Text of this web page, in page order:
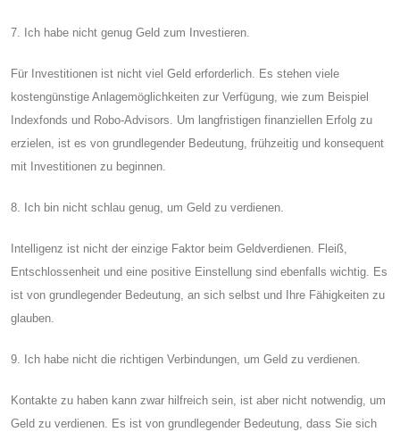
7. Ich habe nicht genug Geld zum Investieren.
Für Investitionen ist nicht viel Geld erforderlich. Es stehen viele
kostengünstige Anlagemöglichkeiten zur Verfügung, wie zum Beispiel
Indexfonds und Robo-Advisors. Um langfristigen finanziellen Erfolg zu
erzielen, ist es von grundlegender Bedeutung, frühzeitig und konsequent
mit Investitionen zu beginnen.
8. Ich bin nicht schlau genug, um Geld zu verdienen.
Intelligenz ist nicht der einzige Faktor beim Geldverdienen. Fleiß,
Entschlossenheit und eine positive Einstellung sind ebenfalls wichtig. Es
ist von grundlegender Bedeutung, an sich selbst und Ihre Fähigkeiten zu
glauben.
9. Ich habe nicht die richtigen Verbindungen, um Geld zu verdienen.
Kontakte zu haben kann zwar hilfreich sein, ist aber nicht notwendig, um
Geld zu verdienen. Es ist von grundlegender Bedeutung, dass Sie sich